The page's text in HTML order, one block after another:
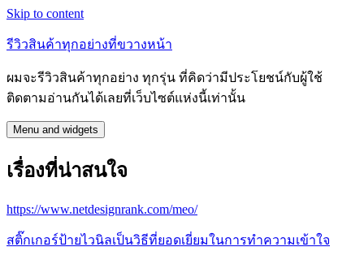
Skip to content
รีวิวสินค้าทุกอย่างที่ขวางหน้า
ผมจะรีวิวสินค้าทุกอย่าง ทุกรุ่น ที่คิดว่ามีประโยชน์กับผู้ใช้
ติดตามอ่านกันได้เลยที่เว็บไซต์แห่งนี้เท่านั้น
Menu and widgets
เรื่องที่น่าสนใจ
https://www.netdesignrank.com/meo/
สติ๊กเกอร์ป้ายไวนิลเป็นวิธีที่ยอดเยี่ยมในการทำความเข้าใจ